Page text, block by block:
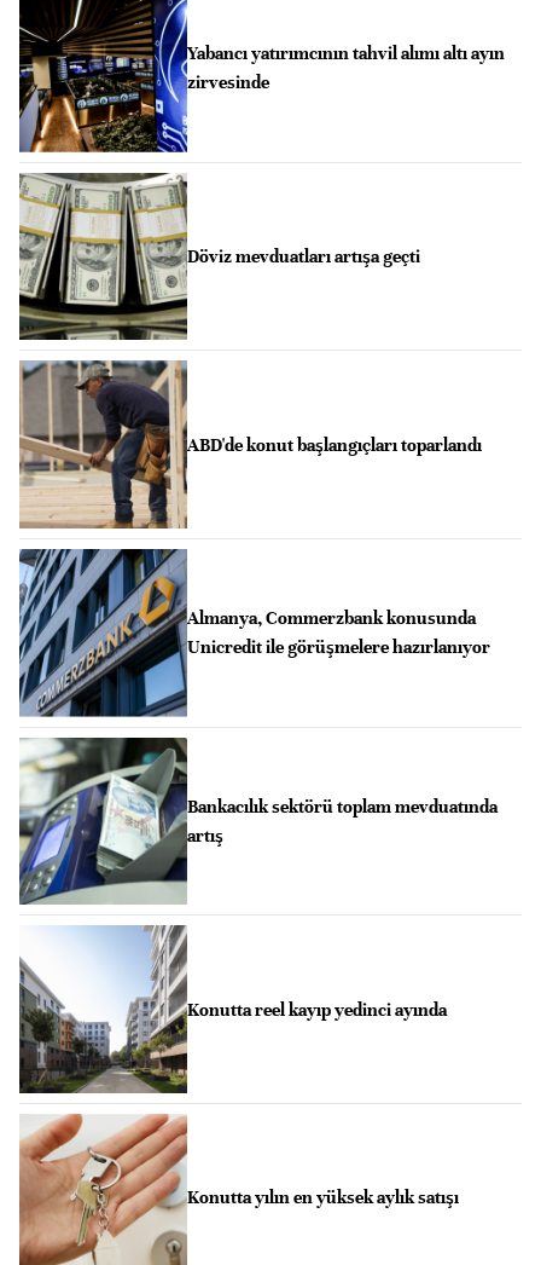
Yabancı yatırımcının tahvil alımı altı ayın
zirvesinde
Döviz mevduatları artışa geçti
ABD'de konut başlangıçları toparlandı
Almanya, Commerzbank konusunda
Unicredit ile görüşmelere hazırlanıyor
Bankacılık sektörü toplam mevduatında
artış
Konutta reel kayıp yedinci ayında
Konutta yılın en yüksek aylık satışı